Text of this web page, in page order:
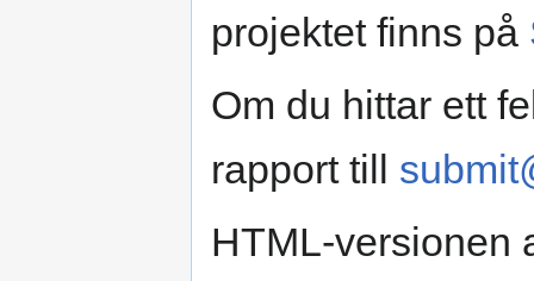
projektet finns på
Om du hittar ett
rapport till
HTML-versionen